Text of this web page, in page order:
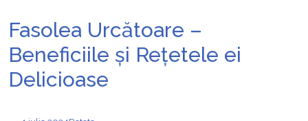
Fasolea Urcătoare –
Beneficiile și Rețetele ei
Delicioase